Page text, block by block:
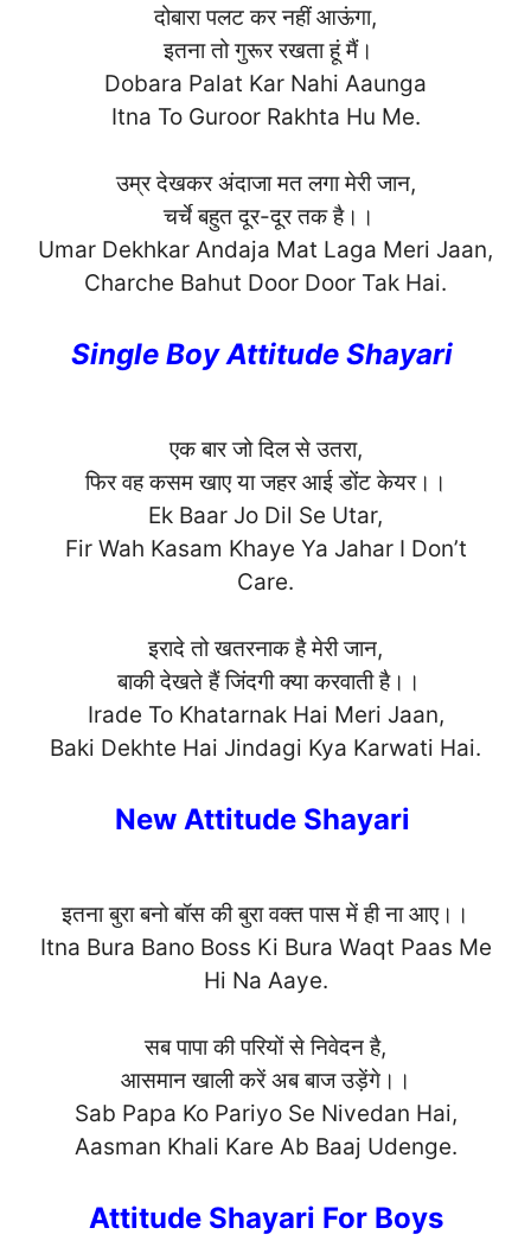
दोबारा पलट कर नहीं आऊंगा,
इतना तो गुरूर रखता हूं मैं।
Dobara Palat Kar Nahi Aaunga
Itna To Guroor Rakhta Hu Me.
उम्र देखकर अंदाजा मत लगा मेरी जान,
चर्चे बहुत दूर-दूर तक है।।
Umar Dekhkar Andaja Mat Laga Meri Jaan,
Charche Bahut Door Door Tak Hai.
Single Boy Attitude Shayari
एक बार जो दिल से उतरा,
फिर वह कसम खाए या जहर आई डोंट केयर।।
Ek Baar Jo Dil Se Utar,
Fir Wah Kasam Khaye Ya Jahar I Don’t
Care.
इरादे तो खतरनाक है मेरी जान,
बाकी देखते हैं जिंदगी क्या करवाती है।।
Irade To Khatarnak Hai Meri Jaan,
Baki Dekhte Hai Jindagi Kya Karwati Hai.
New Attitude Shayari
इतना बुरा बनो बॉस की बुरा वक्त पास में ही ना आए।।
Itna Bura Bano Boss Ki Bura Waqt Paas Me
Hi Na Aaye.
सब पापा की परियों से निवेदन है,
आसमान खाली करें अब बाज उड़ेंगे।।
Sab Papa Ko Pariyo Se Nivedan Hai,
Aasman Khali Kare Ab Baaj Udenge.
Attitude Shayari For Boys